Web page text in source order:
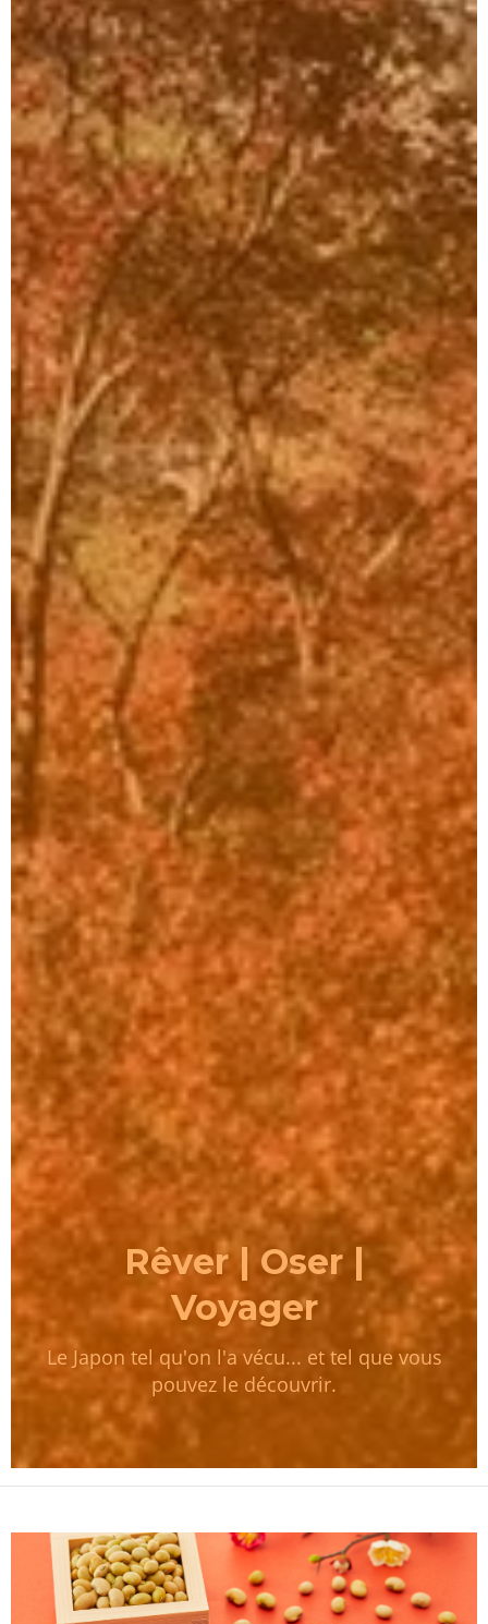
Rêver | Oser |
Voyager
Le Japon tel qu'on l'a vécu... et tel que vous
pouvez le découvrir.